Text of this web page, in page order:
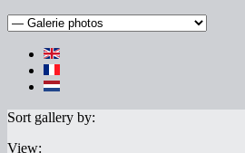
Sort gallery by:
View: